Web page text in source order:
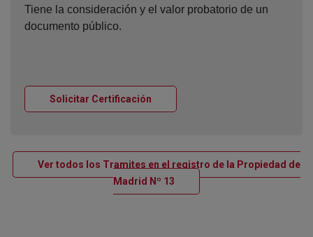
Tiene la consideración y el valor probatorio de un
documento público.
Solicitar Certificación
Ver todos los Tramites en el registro de la Propiedad de
Madrid Nº 13 Ventana nueva